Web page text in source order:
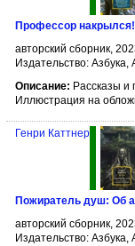
Профессор накрылся!
авторский сборник,
Издательство: Азбука,
Описание: Рассказы и
Иллюстрация на
Генри Каттнер
Пожиратель душ: Об
авторский сборник,
Издательство: Азбука,